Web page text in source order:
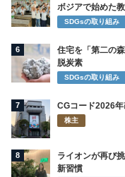
ボジアで始めた
SDGsの取り組み
6
住宅を「第二の
脱炭素
SDGsの取り組み
7 CGコード2026
株主
8
ライオンが再び
新習慣